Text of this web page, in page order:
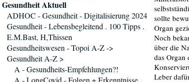
sollte
Organ
Noch
über die
das Organ
Leber
Gesundheit Aktuell
ADHOC - Gesundheit - Digitalisierung 2024
Gesundheit - Lebensbegleitend . 100 Tipps .
E.M.Bast, H,Thissen
Gesundheitswesen - Topoi A-Z ->
Gesundheit A-Z >
A - Gesundheits-Empfehlungen?!
A - LongCovid - Folgen + Erkenntnisse .